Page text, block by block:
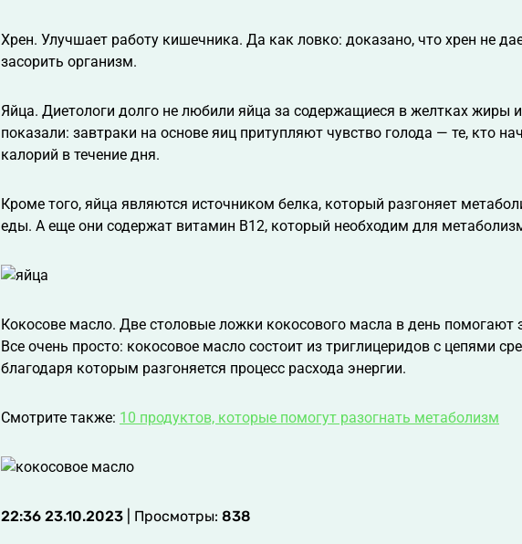
Хрен. Улучшает работу кишечника. Да как ловко: доказано, что хрен не
засорить организм.
Яйца. Диетологи долго не любили яйца за содержащиеся в желтках жиры
показали: завтраки на основе яиц притупляют чувство голода — те, кто
калорий в течение дня.
Кроме того, яйца являются источником белка, который разгоняет
еды. А еще они содержат витамин В12, который необходим для
Кокосове масло. Две столовые ложки кокосового масла в день
Все очень просто: кокосовое масло состоит из триглицеридов с цепями
благодаря которым разгоняется процесс расхода энергии.
Смотрите также: 10 продуктов, которые помогут разогнать метаболизм
22:36 23.10.2023 | Просмотры: 838